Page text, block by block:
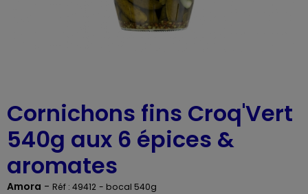
Cornichons fins Croq'Vert
540g aux 6 épices &
aromates
Amora - Réf : 49412 - bocal 540g